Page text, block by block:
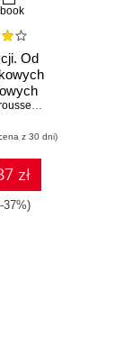
Od
Christopher Brousseau
z 30 dni)
zł
37%)